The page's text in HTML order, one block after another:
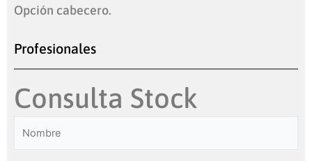
Opción cabecero.
Profesionales
Consulta Stock